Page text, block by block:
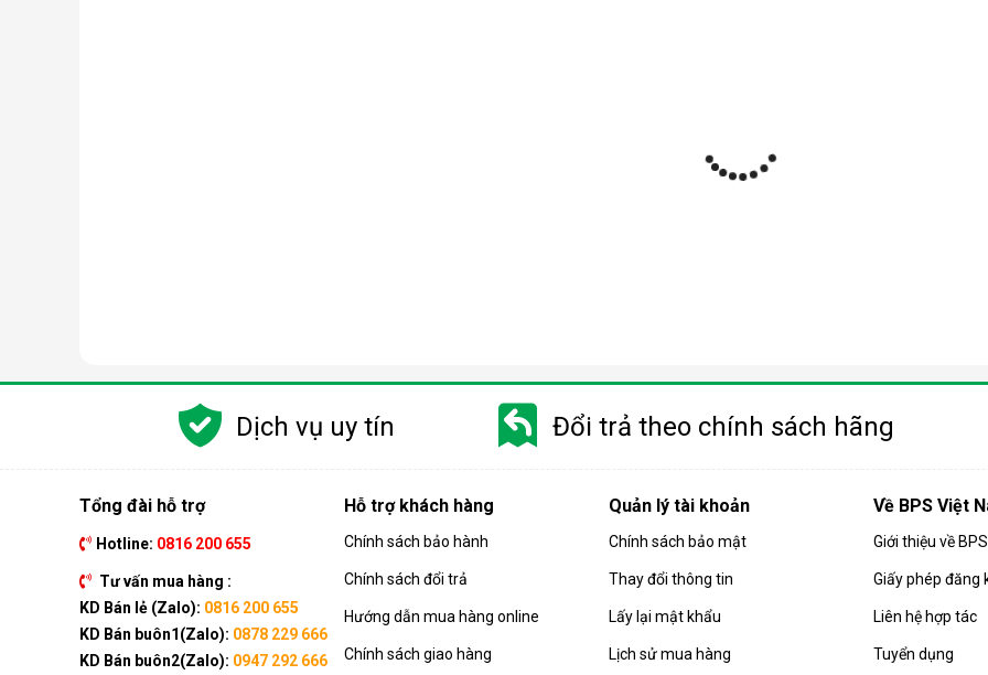
Nguyên lý hoạt động của máy lọc nước RO
Công nghệ RO dựa trên quá trình thẩm thấu ngược, trong đó nước được ép qua một màng lọc bán thấm nhờ áp lực
đi qua, giữ lại gần như hoàn toàn tạp chất, vi khuẩn, virus, chất rắn hòa tan hay kim loại nặng.
Quá trình này đòi hỏi nguồn nước phải được đẩy lên áp suất cao hơn áp suất thẩm thấu tự nhiên, nhờ bơm tăng áp
Dịch vụ uy tín Đổi trả theo chính sách hãng
Tổng đài hỗ trợ
Hotline: 0816 200 655
Tư vấn mua hàng :
KD Bán lẻ (Zalo): 0816 200 655
KD Bán buôn1(Zalo): 0878 229 666
KD Bán buôn2(Zalo): 0947 292 666
Hỗ trợ khách hàng
Chính sách bảo hành
Chính sách đổi trả
Hướng dẫn mua hàng online
Chính sách giao hàng
Quản lý tài khoản
Chính sách bảo mật
Thay đổi thông tin
Lấy lại mật khẩu
Lịch sử mua hàng
Về BPS Việt
Giới thiệu về
Giấy phép đăng
Liên hệ hợp tác
Tuyển dụng